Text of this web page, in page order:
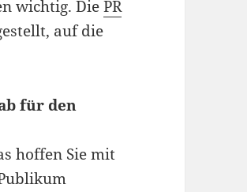
wichtig. DiePR
auf die
für den
hoffen Sie mit